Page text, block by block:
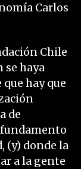
Carlos
Chile
se haya
hay que
de
fundamento
(y) donde la
a la gente